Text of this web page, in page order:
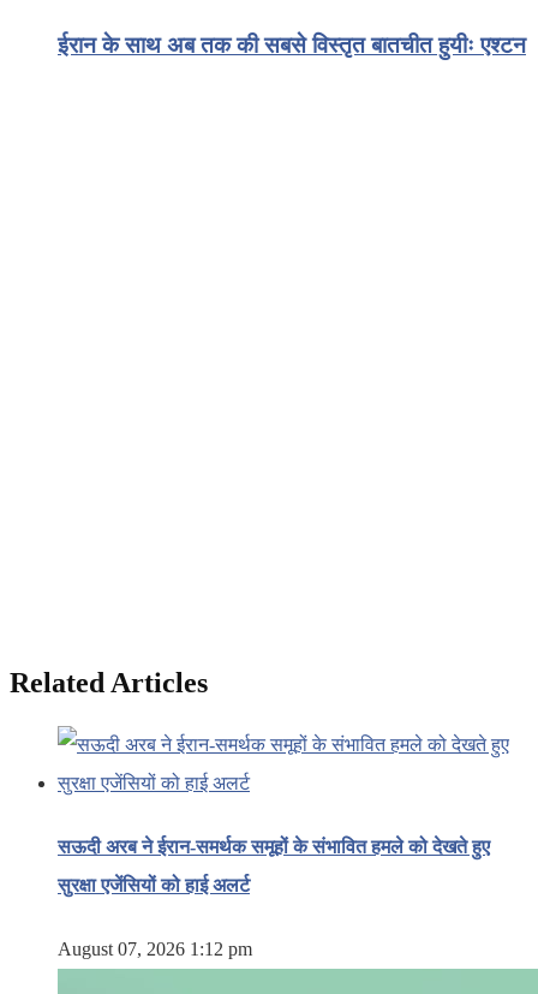
ईरान के साथ अब तक की सबसे विस्तृत बातचीत हुयीः एश्टन
Related Articles
सऊदी अरब ने ईरान-समर्थक समूहों के संभावित हमले को देखते हुए
सुरक्षा एजेंसियों को हाई अलर्ट
August 07, 2026 1:12 pm